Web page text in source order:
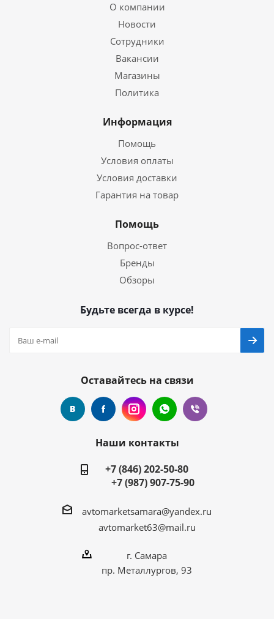
О компании
Новости
Сотрудники
Вакансии
Магазины
Политика
Информация
Помощь
Условия оплаты
Условия доставки
Гарантия на товар
Помощь
Вопрос-ответ
Бренды
Обзоры
Будьте всегда в курсе!
Оставайтесь на связи
Наши контакты
+7 (846) 202-50-80
+7 (987) 907-75-90
avtomarketsamara@yandex.ru
avtomarket63@mail.ru
г. Самара
пр. Металлургов, 93